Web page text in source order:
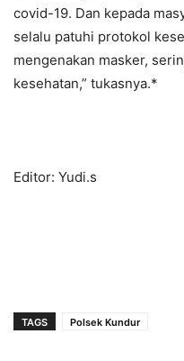
covid-19. Dan kepada
selalu patuhi protokol
mengenakan masker,
kesehatan,” tukasnya.*
Editor: Yudi.s
TAGS Polsek Kundur